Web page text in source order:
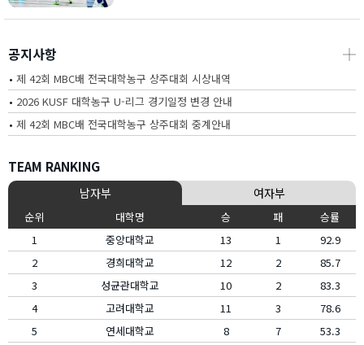
공지사항 ┼
• 제 42회 MBC배 전국대학농구 상주대회 시상내역
• 2026 KUSF 대학농구 U-리그 경기일정 변경 안내
• 제 42회 MBC배 전국대학농구 상주대회 중계안내
TEAM RANKING
남자부 여자부
순위 대학명 승 패
승률
1
중앙대학교 13 1
92.9
2
경희대학교 12 2
85.7
3
성균관대학교 10 2
83.3
4
고려대학교 11 3
78.6
5
연세대학교 8 7
53.3